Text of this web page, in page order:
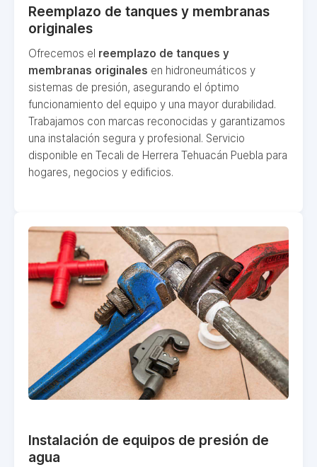
Reemplazo de tanques y membranas
originales
Ofrecemos el reemplazo de tanques y
membranas originales en hidroneumáticos y
sistemas de presión, asegurando el óptimo
funcionamiento del equipo y una mayor durabilidad.
Trabajamos con marcas reconocidas y garantizamos
una instalación segura y profesional. Servicio
disponible en Tecali de Herrera Tehuacán Puebla para
hogares, negocios y edificios.
Instalación de equipos de presión de
agua